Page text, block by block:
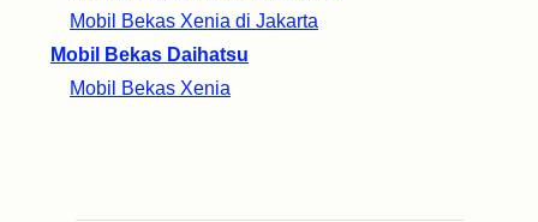
Mobil Bekas Xenia di Jakarta
Mobil Bekas Daihatsu
Mobil Bekas Xenia